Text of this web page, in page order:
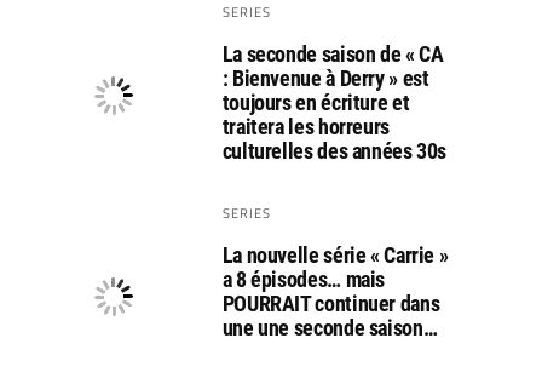
SERIES
La seconde saison de « CA
: Bienvenue à Derry » est
toujours en écriture et
traitera les horreurs
culturelles des années 30s
SERIES
La nouvelle série « Carrie »
a 8 épisodes… mais
POURRAIT continuer dans
une une seconde saison…